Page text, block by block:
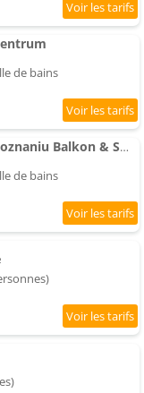
de bains
Stylowy Apartament w Poznaniu Balkon & SmartTV by Noclegi Renters
de bains